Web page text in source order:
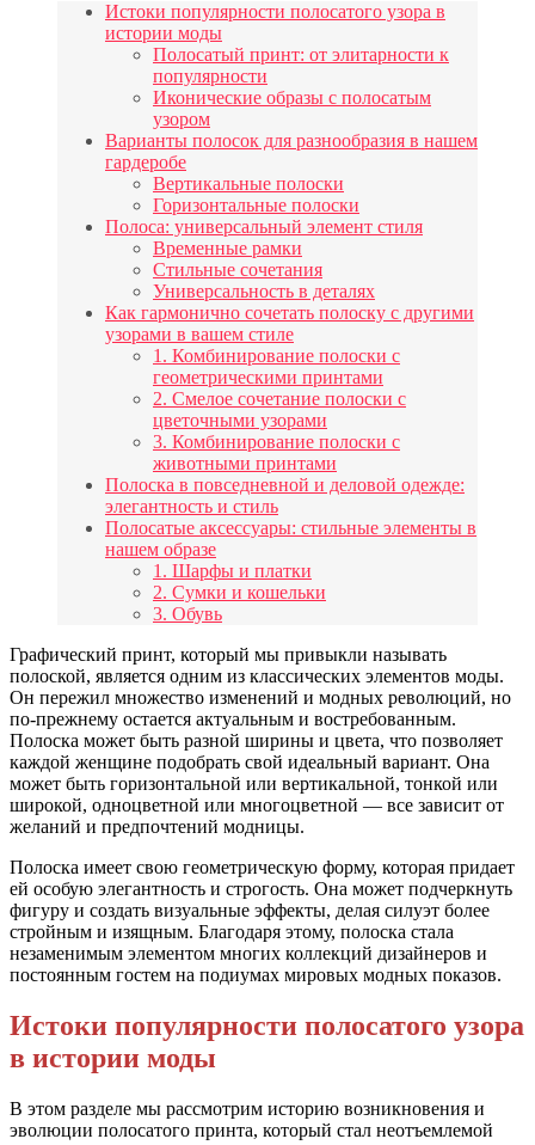
Истоки популярности полосатого узора в
истории моды
Полосатый принт: от элитарности к
популярности
Иконические образы с полосатым
узором
Варианты полосок для разнообразия в нашем
гардеробе
Вертикальные полоски
Горизонтальные полоски
Полоса: универсальный элемент стиля
Временные рамки
Стильные сочетания
Универсальность в деталях
Как гармонично сочетать полоску с другими
узорами в вашем стиле
1. Комбинирование полоски с
геометрическими принтами
2. Смелое сочетание полоски с
цветочными узорами
3. Комбинирование полоски с
животными принтами
Полоска в повседневной и деловой одежде:
элегантность и стиль
Полосатые аксессуары: стильные элементы в
нашем образе
1. Шарфы и платки
2. Сумки и кошельки
3. Обувь
Графический принт, который мы привыкли называть
полоской, является одним из классических элементов моды.
Он пережил множество изменений и модных революций, но
по-прежнему остается актуальным и востребованным.
Полоска может быть разной ширины и цвета, что позволяет
каждой женщине подобрать свой идеальный вариант. Она
может быть горизонтальной или вертикальной, тонкой или
широкой, одноцветной или многоцветной — все зависит от
желаний и предпочтений модницы.
Полоска имеет свою геометрическую форму, которая придает
ей особую элегантность и строгость. Она может подчеркнуть
фигуру и создать визуальные эффекты, делая силуэт более
стройным и изящным. Благодаря этому, полоска стала
незаменимым элементом многих коллекций дизайнеров и
постоянным гостем на подиумах мировых модных показов.
Истоки популярности полосатого узора
в истории моды
В этом разделе мы рассмотрим историю возникновения и
эволюции полосатого принта, который стал неотъемлемой